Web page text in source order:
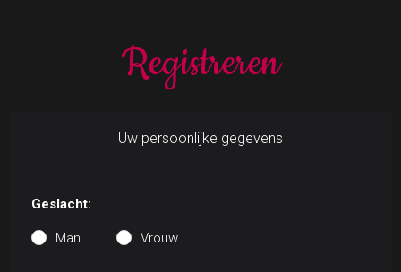
Registreren
Uw persoonlijke gegevens
Geslacht:
Man Vrouw